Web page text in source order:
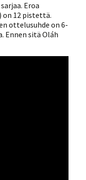
Eroa
on 12 pistettä.
ottelusuhde on 6-
Ennen sitä Oláh